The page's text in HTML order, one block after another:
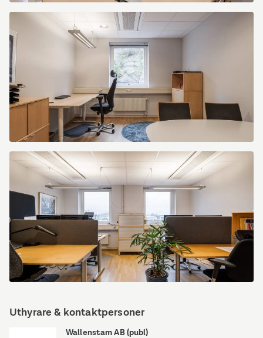
Gubberogatan
8
Södra
Gubberogatan
8Uthyrare & kontaktpersoner
Wallenstam AB (publ)